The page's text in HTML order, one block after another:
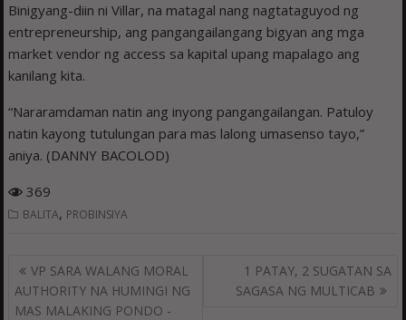
Binigyang-diin ni Villar, na matagal nang nagtataguyod ng
entrepreneurship, ang pangangailangang bigyan ang mga
market vendor ng access sa kapital upang mapalago ang
kanilang kita.
“Nararamdaman natin ang inyong pangangailangan. Patuloy
natin kayong tutulungan para mas lalong umasenso tayo,”
aniya. (DANNY BACOLOD)
369
BALITA, PROBINSIYA
Post
navigation
VP SARA WALANG MORAL
AUTHORITY NA HUMINGI NG
MAS MALAKING PONDO -
1 PATAY, 2 SUGATAN SA
SAGASA NG MULTICAB